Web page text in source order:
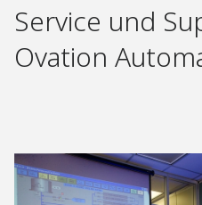
Service und
Ovation